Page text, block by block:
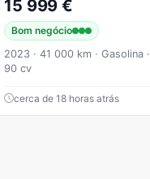
15 999 €
Bom negócio
2023 · 41 000 km · Gasolina ·
90 cv
cerca de 18 horas atrás